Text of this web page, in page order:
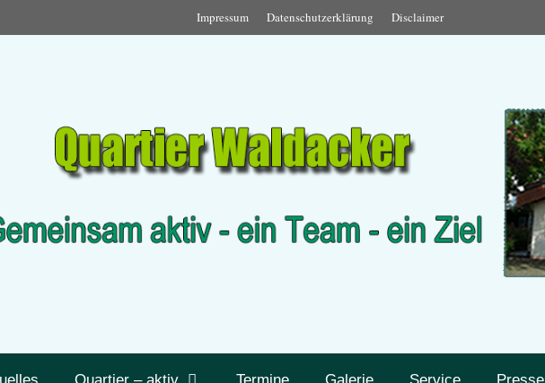
Impressum Datenschutzerklärung Disclaimer